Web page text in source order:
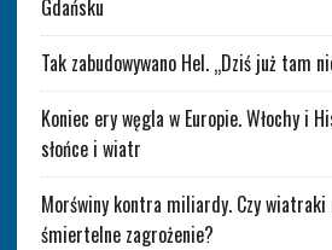
Gdańsku
Tak zabudowywano Hel. „Dziś już tam
Koniec ery węgla w Europie. Włochy i
słońce i wiatr
Morświny kontra miliardy. Czy wiatraki
śmiertelne zagrożenie?